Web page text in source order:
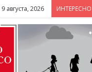
августа, 2026 ИНТЕРЕСНО